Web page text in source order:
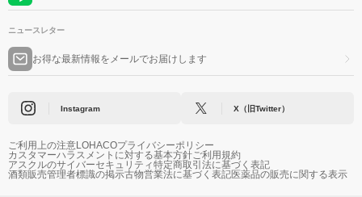
ニュースレター
お得な最新情報をメールでお届けします
Instagram X（旧Twitter）
ご利用上の注意LOHACOプライバシーポリシー
カスタマーハラスメントに対する基本方針ご利用規約
アスクルのサイバーセキュリティ特定商取引法に基づく表記
酒類販売管理者標識の掲示古物営業法に基づく表記医薬品の販売に関する表示